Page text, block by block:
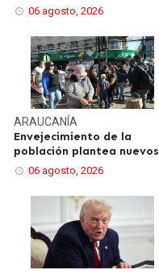
06 agosto, 2026
ARAUCANÍA
Envejecimiento de la
población plantea nuevos
06 agosto, 2026